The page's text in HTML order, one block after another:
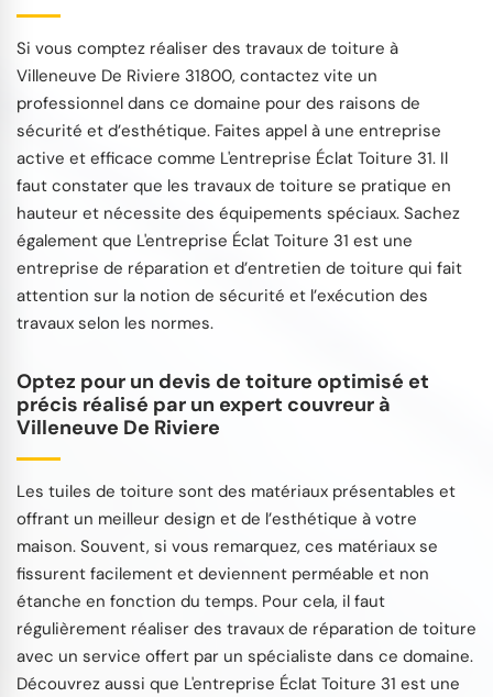
Si vous comptez réaliser des travaux de toiture à
Villeneuve De Riviere 31800, contactez vite un
professionnel dans ce domaine pour des raisons de
sécurité et d’esthétique. Faites appel à une entreprise
active et efficace comme L'entreprise Éclat Toiture 31. Il
faut constater que les travaux de toiture se pratique en
hauteur et nécessite des équipements spéciaux. Sachez
également que L'entreprise Éclat Toiture 31 est une
entreprise de réparation et d’entretien de toiture qui fait
attention sur la notion de sécurité et l’exécution des
travaux selon les normes.
Optez pour un devis de toiture optimisé et
précis réalisé par un expert couvreur à
Villeneuve De Riviere
Les tuiles de toiture sont des matériaux présentables et
offrant un meilleur design et de l’esthétique à votre
maison. Souvent, si vous remarquez, ces matériaux se
fissurent facilement et deviennent perméable et non
étanche en fonction du temps. Pour cela, il faut
régulièrement réaliser des travaux de réparation de toiture
avec un service offert par un spécialiste dans ce domaine.
Découvrez aussi que L'entreprise Éclat Toiture 31 est une